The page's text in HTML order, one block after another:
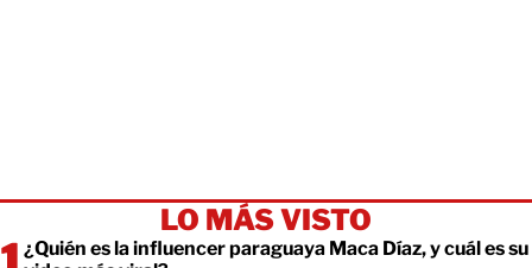
LO MÁS VISTO
¿Quién es la influencer paraguaya Maca Díaz, y cuál es su